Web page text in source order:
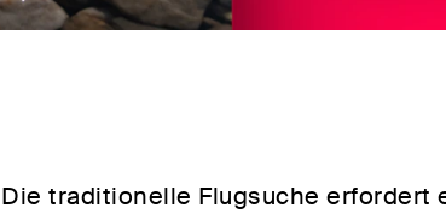
Die traditionelle Flugsuche erfordert